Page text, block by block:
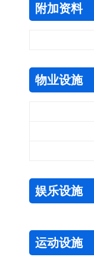
附加资料
物业设施
娱乐设施
运动设施